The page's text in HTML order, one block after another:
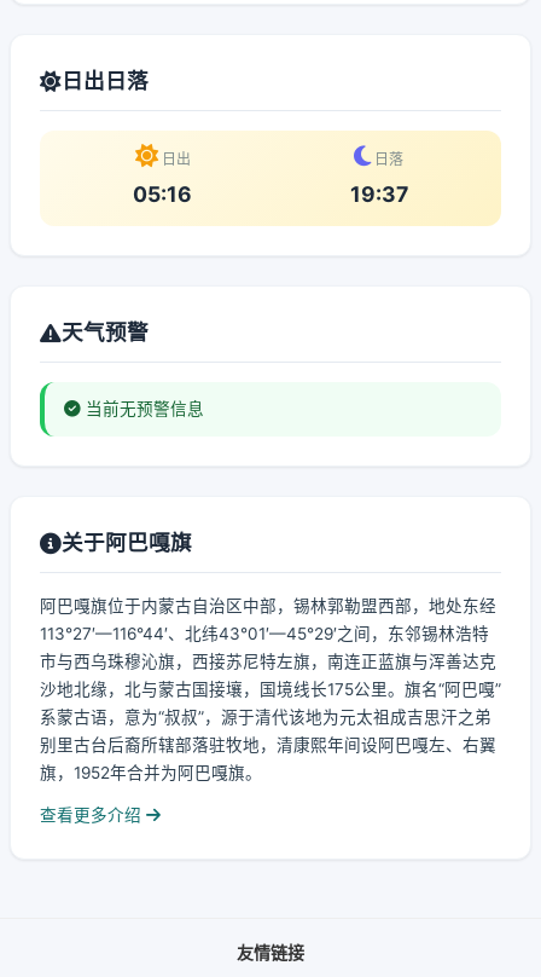
日出日落
日出
05:16
日落
19:37
天气预警
当前无预警信息
关于阿巴嘎旗
阿巴嘎旗位于内蒙古自治区中部，锡林郭勒盟西部，地处东经
113°27′—116°44′、北纬43°01′—45°29′之间，东邻锡林浩特
市与西乌珠穆沁旗，西接苏尼特左旗，南连正蓝旗与浑善达克
沙地北缘，北与蒙古国接壤，国境线长175公里。旗名“阿巴嘎”
系蒙古语，意为“叔叔”，源于清代该地为元太祖成吉思汗之弟
别里古台后裔所辖部落驻牧地，清康熙年间设阿巴嘎左、右翼
旗，1952年合并为阿巴嘎旗。
查看更多介绍
友情链接